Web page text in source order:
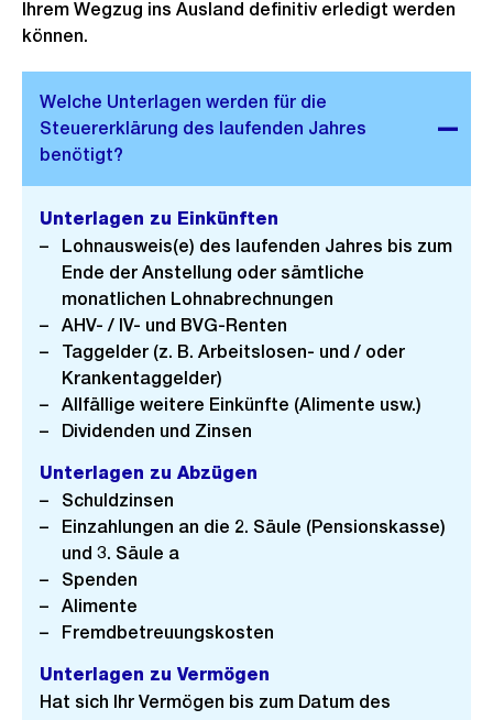
Ihrem Wegzug ins Ausland definitiv erledigt werden
können.
Unterlagen zu Einkünften
Lohnausweis(e) des laufenden Jahres bis zum
Ende der Anstellung oder sämtliche
monatlichen Lohnabrechnungen
AHV- / IV- und BVG-Renten
Taggelder (z. B. Arbeitslosen- und / oder
Krankentaggelder)
Allfällige weitere Einkünfte (Alimente usw.)
Dividenden und Zinsen
Unterlagen zu Abzügen
Schuldzinsen
Einzahlungen an die 2. Säule (Pensionskasse)
und 3. Säule a
Spenden
Alimente
Fremdbetreuungskosten
Unterlagen zu Vermögen
Hat sich Ihr Vermögen bis zum Datum des